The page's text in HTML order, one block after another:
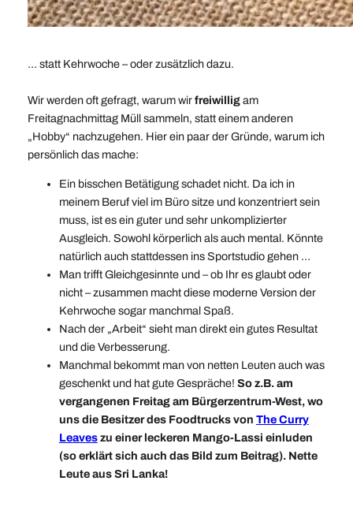
… statt Kehrwoche – oder zusätzlich dazu.
Wir werden oft gefragt, warum wirfreiwilligam
Freitagnachmittag Müll sammeln, statt einem anderen
„Hobby“ nachzugehen. Hier ein paar der Gründe, warum ich
persönlich das mache:
Ein bisschen Betätigung schadet nicht. Da ich in
meinem Beruf viel im Büro sitze und konzentriert sein
muss, ist es ein guter und sehr unkomplizierter
Ausgleich. Sowohl körperlich als auch mental. Könnte
natürlich auch stattdessen ins Sportstudio gehen …
Man trifft Gleichgesinnte und – ob Ihr es glaubt oder
nicht – zusammen macht diese moderne Version der
Kehrwoche sogar manchmal Spaß.
Nach der „Arbeit“ sieht man direkt ein gutes Resultat
und die Verbesserung.
Manchmal bekommt man von netten Leuten auch was
geschenkt und hat gute Gespräche! So z.B. am
vergangenen Freitag am Bürgerzentrum-West, wo
uns die Besitzer des Foodtrucks von The Curry
Leaveszu einer leckeren Mango-Lassi einluden
(so erklärt sich auch das Bild zum Beitrag). Nette
Leute aus Sri Lanka!